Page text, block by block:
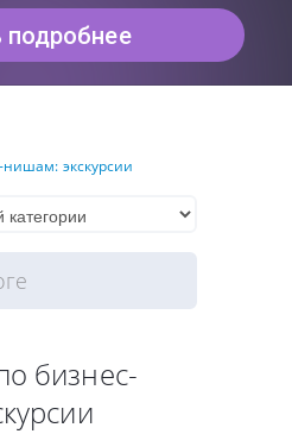
подробнее
экскурсии
бизнес-